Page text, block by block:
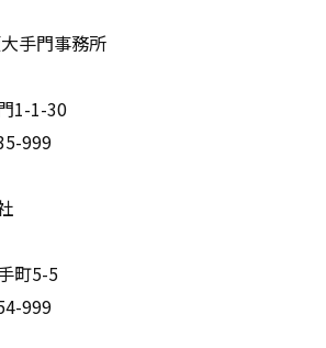
手門事務所
1-1-30
999
町5-5
999